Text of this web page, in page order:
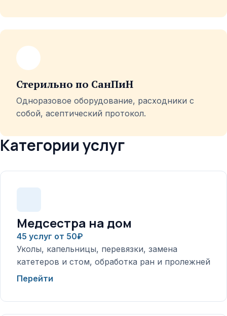
Стерильно по СанПиН
Одноразовое оборудование, расходники с
собой, асептический протокол.
Категории услуг
Медсестра на дом
45 услуг от 50₽
Уколы, капельницы, перевязки, замена
катетеров и стом, обработка ран и пролежней
Перейти